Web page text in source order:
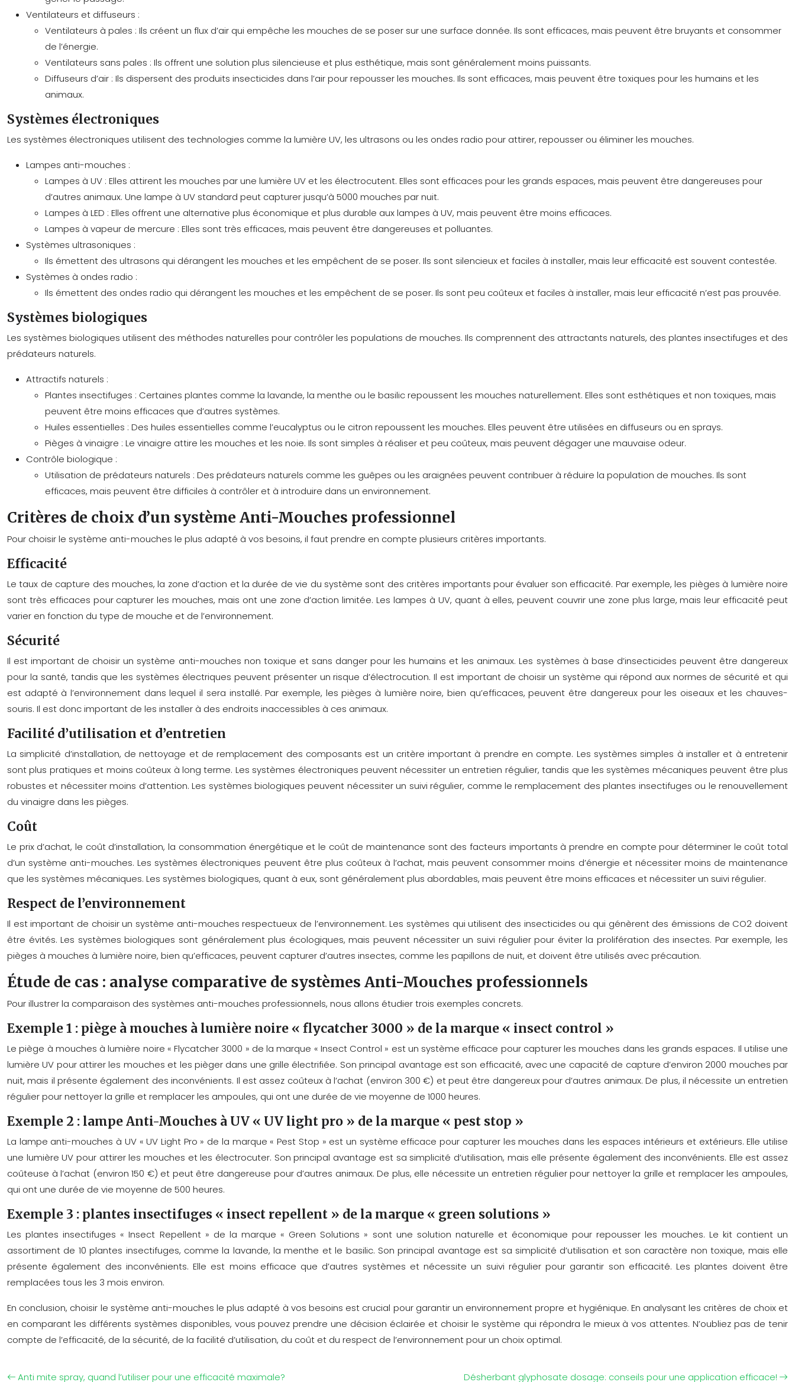
Ventilateurs et diffuseurs :
Ventilateurs à pales : Ils créent un flux d’air qui empêche les mouches de se poser sur une surface donnée. Ils sont efficaces, mais peuvent être bruyants et consommer
de l’énergie.
Ventilateurs sans pales : Ils offrent une solution plus silencieuse et plus esthétique, mais sont généralement moins puissants.
Diffuseurs d’air : Ils dispersent des produits insecticides dans l’air pour repousser les mouches. Ils sont efficaces, mais peuvent être toxiques pour les humains et les
animaux.
Systèmes électroniques
Les systèmes électroniques utilisent des technologies comme la lumière UV, les ultrasons ou les ondes radio pour attirer, repousser ou éliminer les mouches.
Lampes anti-mouches :
Lampes à UV : Elles attirent les mouches par une lumière UV et les électrocutent. Elles sont efficaces pour les grands espaces, mais peuvent être dangereuses pour
d’autres animaux. Une lampe à UV standard peut capturer jusqu’à 5000 mouches par nuit.
Lampes à LED : Elles offrent une alternative plus économique et plus durable aux lampes à UV, mais peuvent être moins efficaces.
Lampes à vapeur de mercure : Elles sont très efficaces, mais peuvent être dangereuses et polluantes.
Systèmes ultrasoniques :
Ils émettent des ultrasons qui dérangent les mouches et les empêchent de se poser. Ils sont silencieux et faciles à installer, mais leur efficacité est souvent contestée.
Systèmes à ondes radio :
Ils émettent des ondes radio qui dérangent les mouches et les empêchent de se poser. Ils sont peu coûteux et faciles à installer, mais leur efficacité n’est pas prouvée.
Systèmes biologiques
Les systèmes biologiques utilisent des méthodes naturelles pour contrôler les populations de mouches. Ils comprennent des attractants naturels, des plantes insectifuges et des
prédateurs naturels.
Attractifs naturels :
Plantes insectifuges : Certaines plantes comme la lavande, la menthe ou le basilic repoussent les mouches naturellement. Elles sont esthétiques et non toxiques, mais
peuvent être moins efficaces que d’autres systèmes.
Huiles essentielles : Des huiles essentielles comme l’eucalyptus ou le citron repoussent les mouches. Elles peuvent être utilisées en diffuseurs ou en sprays.
Pièges à vinaigre : Le vinaigre attire les mouches et les noie. Ils sont simples à réaliser et peu coûteux, mais peuvent dégager une mauvaise odeur.
Contrôle biologique :
Utilisation de prédateurs naturels : Des prédateurs naturels comme les guêpes ou les araignées peuvent contribuer à réduire la population de mouches. Ils sont
efficaces, mais peuvent être difficiles à contrôler et à introduire dans un environnement.
Critères de choix d’un système Anti-Mouches professionnel
Pour choisir le système anti-mouches le plus adapté à vos besoins, il faut prendre en compte plusieurs critères importants.
Efficacité
Le taux de capture des mouches, la zone d’action et la durée de vie du système sont des critères importants pour évaluer son efficacité. Par exemple, les pièges à lumière noire
sont très efficaces pour capturer les mouches, mais ont une zone d’action limitée. Les lampes à UV, quant à elles, peuvent couvrir une zone plus large, mais leur efficacité peut
varier en fonction du type de mouche et de l’environnement.
Sécurité
Il est important de choisir un système anti-mouches non toxique et sans danger pour les humains et les animaux. Les systèmes à base d’insecticides peuvent être dangereux
pour la santé, tandis que les systèmes électriques peuvent présenter un risque d’électrocution. Il est important de choisir un système qui répond aux normes de sécurité et qui
est adapté à l’environnement dans lequel il sera installé. Par exemple, les pièges à lumière noire, bien qu’efficaces, peuvent être dangereux pour les oiseaux et les chauves-
souris. Il est donc important de les installer à des endroits inaccessibles à ces animaux.
Facilité d’utilisation et d’entretien
La simplicité d’installation, de nettoyage et de remplacement des composants est un critère important à prendre en compte. Les systèmes simples à installer et à entretenir
sont plus pratiques et moins coûteux à long terme. Les systèmes électroniques peuvent nécessiter un entretien régulier, tandis que les systèmes mécaniques peuvent être plus
robustes et nécessiter moins d’attention. Les systèmes biologiques peuvent nécessiter un suivi régulier, comme le remplacement des plantes insectifuges ou le renouvellement
du vinaigre dans les pièges.
Coût
Le prix d’achat, le coût d’installation, la consommation énergétique et le coût de maintenance sont des facteurs importants à prendre en compte pour déterminer le coût total
d’un système anti-mouches. Les systèmes électroniques peuvent être plus coûteux à l’achat, mais peuvent consommer moins d’énergie et nécessiter moins de maintenance
que les systèmes mécaniques. Les systèmes biologiques, quant à eux, sont généralement plus abordables, mais peuvent être moins efficaces et nécessiter un suivi régulier.
Respect de l’environnement
Il est important de choisir un système anti-mouches respectueux de l’environnement. Les systèmes qui utilisent des insecticides ou qui génèrent des émissions de CO2 doivent
être évités. Les systèmes biologiques sont généralement plus écologiques, mais peuvent nécessiter un suivi régulier pour éviter la prolifération des insectes. Par exemple, les
pièges à mouches à lumière noire, bien qu’efficaces, peuvent capturer d’autres insectes, comme les papillons de nuit, et doivent être utilisés avec précaution.
Étude de cas : analyse comparative de systèmes Anti-Mouches professionnels
Pour illustrer la comparaison des systèmes anti-mouches professionnels, nous allons étudier trois exemples concrets.
Exemple 1 : piège à mouches à lumière noire « flycatcher 3000 » de la marque « insect control »
Le piège à mouches à lumière noire « Flycatcher 3000 » de la marque « Insect Control » est un système efficace pour capturer les mouches dans les grands espaces. Il utilise une
lumière UV pour attirer les mouches et les pièger dans une grille électrifiée. Son principal avantage est son efficacité, avec une capacité de capture d’environ 2000 mouches par
nuit, mais il présente également des inconvénients. Il est assez coûteux à l’achat (environ 300 €) et peut être dangereux pour d’autres animaux. De plus, il nécessite un entretien
régulier pour nettoyer la grille et remplacer les ampoules, qui ont une durée de vie moyenne de 1000 heures.
Exemple 2 : lampe Anti-Mouches à UV « UV light pro » de la marque « pest stop »
La lampe anti-mouches à UV « UV Light Pro » de la marque « Pest Stop » est un système efficace pour capturer les mouches dans les espaces intérieurs et extérieurs. Elle utilise
une lumière UV pour attirer les mouches et les électrocuter. Son principal avantage est sa simplicité d’utilisation, mais elle présente également des inconvénients. Elle est assez
coûteuse à l’achat (environ 150 €) et peut être dangereuse pour d’autres animaux. De plus, elle nécessite un entretien régulier pour nettoyer la grille et remplacer les ampoules,
qui ont une durée de vie moyenne de 500 heures.
Exemple 3 : plantes insectifuges « insect repellent » de la marque « green solutions »
Les plantes insectifuges « Insect Repellent » de la marque « Green Solutions » sont une solution naturelle et économique pour repousser les mouches. Le kit contient un
assortiment de 10 plantes insectifuges, comme la lavande, la menthe et le basilic. Son principal avantage est sa simplicité d’utilisation et son caractère non toxique, mais elle
présente également des inconvénients. Elle est moins efficace que d’autres systèmes et nécessite un suivi régulier pour garantir son efficacité. Les plantes doivent être
remplacées tous les 3 mois environ.
En conclusion, choisir le système anti-mouches le plus adapté à vos besoins est crucial pour garantir un environnement propre et hygiénique. En analysant les critères de choix et
en comparant les différents systèmes disponibles, vous pouvez prendre une décision éclairée et choisir le système qui répondra le mieux à vos attentes. N’oubliez pas de tenir
compte de l’efficacité, de la sécurité, de la facilité d’utilisation, du coût et du respect de l’environnement pour un choix optimal.
Anti mite spray, quand l’utiliser pour une efficacité maximale? Désherbant glyphosate dosage: conseils pour une application efficace!